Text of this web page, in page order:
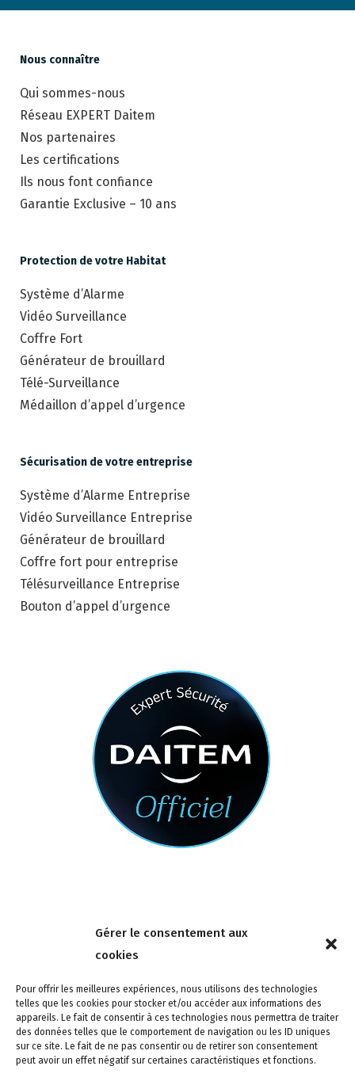
Gérer le consentement aux
cookies
Pour offrir les meilleures expériences, nous utilisons des technologies
telles que les cookies pour stocker et/ou accéder aux informations des
appareils. Le fait de consentir à ces technologies nous permettra de traiter
des données telles que le comportement de navigation ou les ID uniques
sur ce site. Le fait de ne pas consentir ou de retirer son consentement
peut avoir un effet négatif sur certaines caractéristiques et fonctions.
Nous connaître
Qui sommes-nous
Réseau EXPERT Daitem
Nos partenaires
Les certifications
Ils nous font confiance
Garantie Exclusive – 10 ans
Protection de votre Habitat
Système d’Alarme
Vidéo Surveillance
Coffre Fort
Générateur de brouillard
Télé-Surveillance
Médaillon d’appel d’urgence
Sécurisation de votre entreprise
Système d’Alarme Entreprise
Vidéo Surveillance Entreprise
Générateur de brouillard
Coffre fort pour entreprise
Télésurveillance Entreprise
Bouton d’appel d’urgence
4 rue de la Tour 85150 Les Achards